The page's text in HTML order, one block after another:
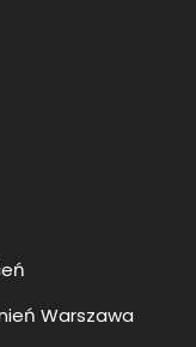
Warszawa